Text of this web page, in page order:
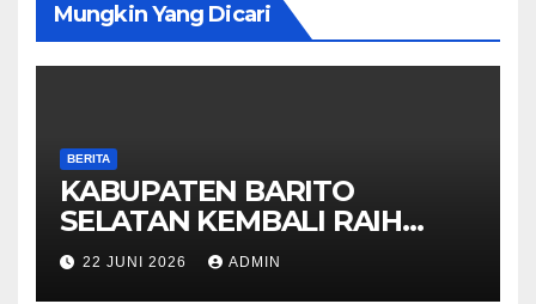
Mungkin Yang Dicari
BERITA
KABUPATEN BARITO
SELATAN KEMBALI RAIH
OPINI WTP DARI BPK 2025
22 JUNI 2026 ADMIN